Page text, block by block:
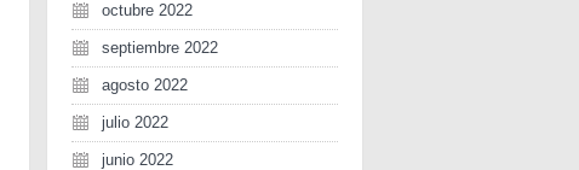
octubre 2022
septiembre 2022
agosto 2022
julio 2022
junio 2022